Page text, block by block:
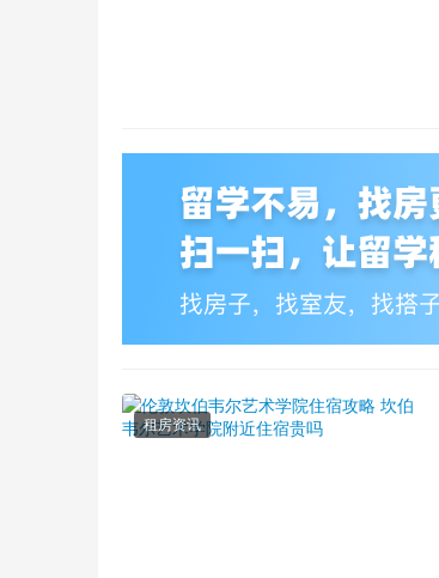
租房资讯